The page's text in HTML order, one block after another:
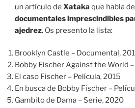
un artículo de Xataka que habla
documentales imprescindibles
ajedrez. Os presento la lista:
Brooklyn Castle – Documental,
Bobby Fischer Against the World
El caso Fischer – Película, 2015
En busca de Bobby Fischer –
Gambito de Dama – Serie, 2020